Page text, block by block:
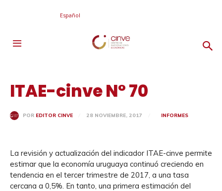
Español
ITAE-cinve N° 70
POR EDITOR CINVE 28 NOVIEMBRE, 2017 INFORMES
La revisión y actualización del indicador ITAE-cinve permite
estimar que la economía uruguaya continuó creciendo en
tendencia en el tercer trimestre de 2017, a una tasa
cercana a 0,5%. En tanto, una primera estimación del